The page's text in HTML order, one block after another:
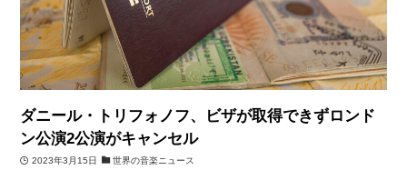
ダニール・トリフォノフ、ビザが取得できずロンド
ン公演2公演がキャンセル
2023年3月15日 世界の音楽ニュース